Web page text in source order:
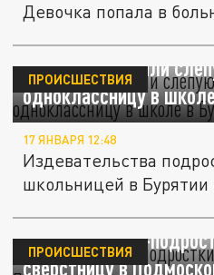
Девочка попала в
Подростки избили
одноклассницу в
ПРОИСШЕСТВИЯ
17 ЯНВАРЯ 12:48
Издевательства
школьницей в Бурятии
За что девочки-
сверстницу в
ПРОИСШЕСТВИЯ